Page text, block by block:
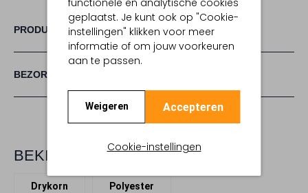
geplaatst. Je kunt ook op "Cookie-
instellingen" klikken voor meer
informatie of om jouw voorkeuren
aan te passen.
Weigeren Accepteren
Cookie-instellingen
PRODUCT INFORMATIE
BEZORGEN & RETOURNEREN
BEKIJK MEER
Drykorn Polyester